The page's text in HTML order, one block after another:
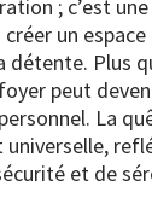
; c’est
un
détente. Plus
peut
La
universelle,
et de